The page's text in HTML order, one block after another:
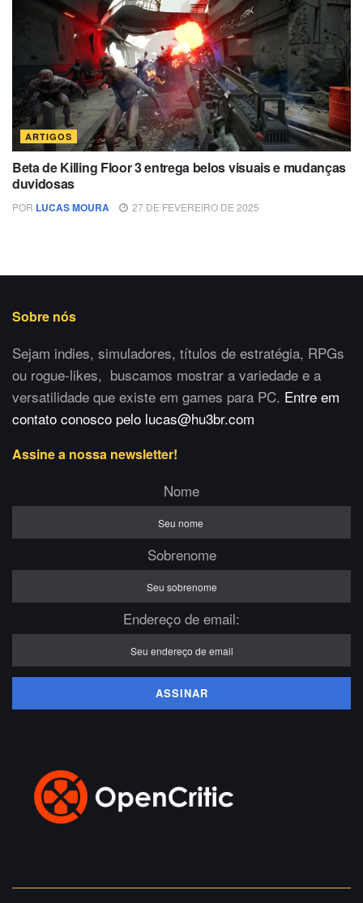
ARTIGOS
Beta de Killing Floor 3 entrega belos visuais e mudanças
duvidosas
POR LUCAS MOURA 27 DE FEVEREIRO DE 2025
Sobre nós
Sejam indies, simuladores, títulos de estratégia, RPGs
ou rogue-likes, buscamos mostrar a variedade e a
versatilidade que existe em games para PC. Entre em
contato conosco pelo lucas@hu3br.com
Assine a nossa newsletter!
Nome
Sobrenome
Endereço de email: